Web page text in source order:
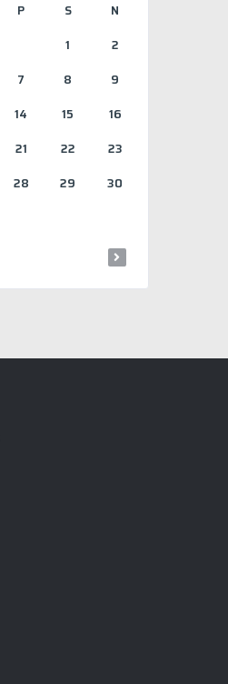
P S
N
1
2
7 8
9
14 15
16
21 22
23
28 29
30